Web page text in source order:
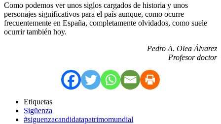
Como podemos ver unos siglos cargados de historia y unos
personajes significativos para el país aunque, como ocurre
frecuentemente en España, completamente olvidados, como suele
ocurrir también hoy.
Pedro A. Olea Álvarez
Profesor doctor
Etiquetas
Sigüenza
#siguenzacandidatapatrimomundial